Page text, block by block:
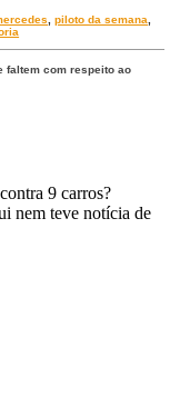
,piloto da semana
faltem com respeito ao